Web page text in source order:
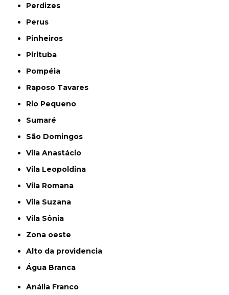
Perdizes
Perus
Pinheiros
Pirituba
Pompéia
Raposo Tavares
Rio Pequeno
Sumaré
São Domingos
Vila Anastácio
Vila Leopoldina
Vila Romana
Vila Suzana
Vila Sônia
Zona oeste
alto da providencia
Água Branca
Anália Franco